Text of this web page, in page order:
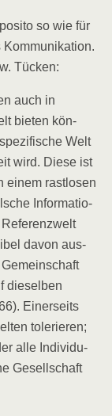
so wie für
Tücken:
auch in
bie­ten kön­
Welt
wird. Die­se ist
einem rast­lo­sen
Infor­ma­tio­
davon aus­
die­sel­ben
Einer­seits
tole­rie­ren;
alle Indi­vi­du­
Gesell­schaft